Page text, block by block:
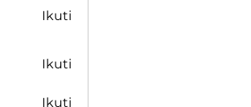
Ikuti
Ikuti
Ikuti